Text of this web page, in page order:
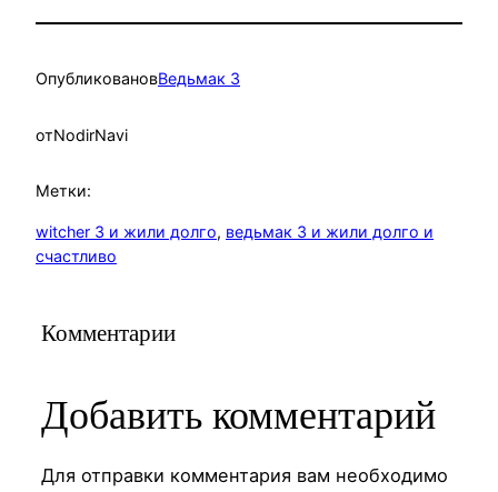
ОпубликовановВедьмак 3
отNodirNavi
Метки:
witcher 3 и жили долго, ведьмак 3 и жили долго и
счастливо
Комментарии
Добавить комментарий
Для отправки комментария вам необходимо